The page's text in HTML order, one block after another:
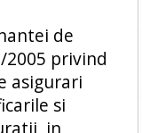
de
2005 privind
asigurari
si
in